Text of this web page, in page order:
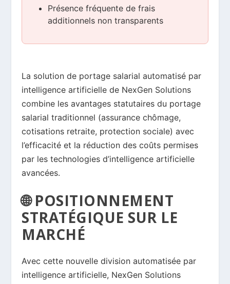
Présence fréquente de frais
additionnels non transparents
La solution de portage salarial automatisé par
intelligence artificielle de NexGen Solutions
combine les avantages statutaires du portage
salarial traditionnel (assurance chômage,
cotisations retraite, protection sociale) avec
l’efficacité et la réduction des coûts permises
par les technologies d’intelligence artificielle
avancées.
🌐 POSITIONNEMENT
STRATÉGIQUE SUR LE
MARCHÉ
Avec cette nouvelle division automatisée par
intelligence artificielle, NexGen Solutions